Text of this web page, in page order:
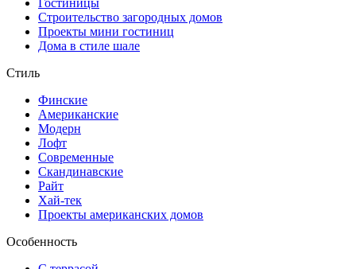
Гостиницы
Строительство загородных домов
Проекты мини гостиниц
Дома в стиле шале
Стиль
Финские
Американские
Модерн
Лофт
Современные
Скандинавские
Райт
Хай-тек
Проекты американских домов
Особенность